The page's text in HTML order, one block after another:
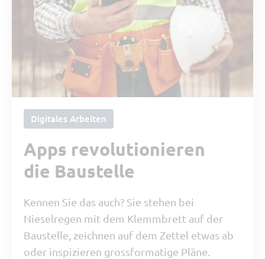
Digitales Arbeiten
Apps revolutionieren
die Baustelle
Kennen Sie das auch? Sie stehen bei
Nieselregen mit dem Klemmbrett auf der
Baustelle, zeichnen auf dem Zettel etwas ab
oder inspizieren grossformatige Pläne.